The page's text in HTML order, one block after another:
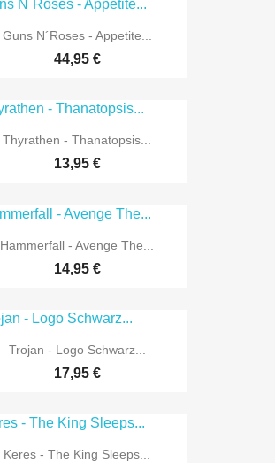
Guns N´Roses - Appetite...
44,95 €
Thyrathen - Thanatopsis...
13,95 €
Hammerfall - Avenge The...
14,95 €
Trojan - Logo Schwarz...
17,95 €
Keres - The King Sleeps...